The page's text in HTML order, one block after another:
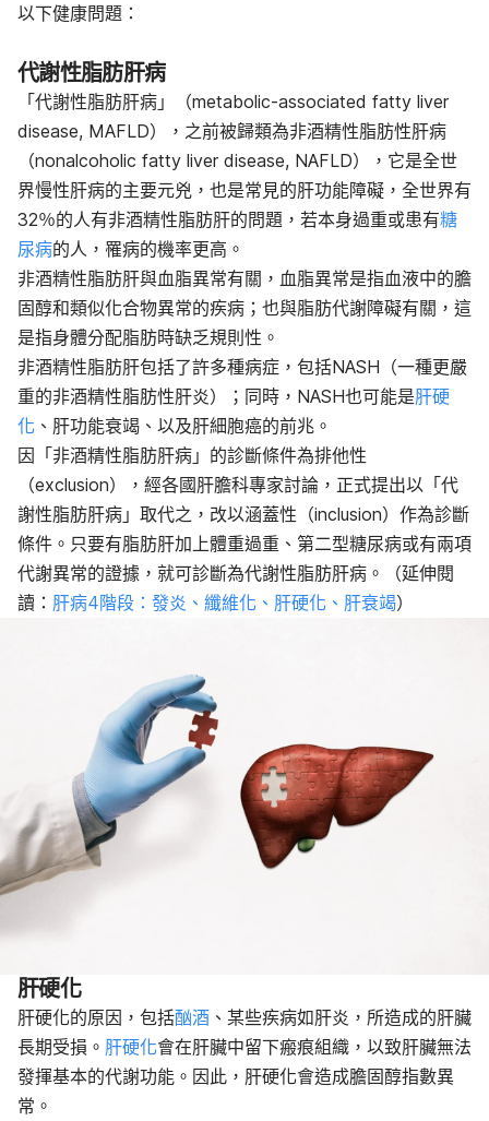
以下健康問題：
代謝性脂肪肝病
「代謝性脂肪肝病」（metabolic-associated fatty liver
disease, MAFLD），之前被歸類為非酒精性脂肪性肝病
（nonalcoholic fatty liver disease, NAFLD），它是全世
界慢性肝病的主要元兇，也是常見的肝功能障礙，全世界有
32％的人有非酒精性脂肪肝的問題，若本身過重或患有糖
尿病的人，罹病的機率更高。
非酒精性脂肪肝與血脂異常有關，血脂異常是指血液中的膽
固醇和類似化合物異常的疾病；也與脂肪代謝障礙有關，這
是指身體分配脂肪時缺乏規則性。
非酒精性脂肪肝包括了許多種病症，包括NASH（一種更嚴
重的非酒精性脂肪性肝炎）；同時，NASH也可能是肝硬
化 、肝功能衰竭、以及肝細胞癌的前兆。
因「非酒精性脂肪肝病」的診斷條件為排他性
（exclusion），經各國肝膽科專家討論，正式提出以「代
謝性脂肪肝病」取代之，改以涵蓋性（inclusion）作為診斷
條件。只要有脂肪肝加上體重過重、第二型糖尿病或有兩項
代謝異常的證據，就可診斷為代謝性脂肪肝病。（延伸閱
讀： 肝病4階段：發炎、纖維化、肝硬化、肝衰竭）
肝硬化
肝硬化的原因，包括酗酒 、某些疾病如肝炎，所造成的肝臟
長期受損。 肝硬化會在肝臟中留下瘢痕組織，以致肝臟無法
發揮基本的代謝功能。因此，肝硬化會造成膽固醇指數異
常。